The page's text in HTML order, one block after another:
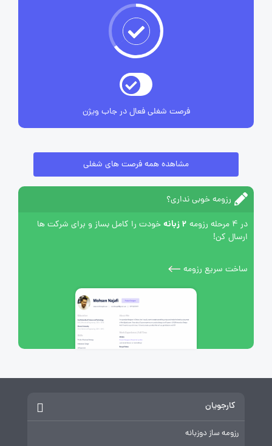
فرصت شغلی فعال در جاب ویژن
مشاهده همه فرصت های شغلی
رزومه خوبی نداری؟
در 4 مرحله رزومه
2 زبانه
خودت را کامل بساز و برای شرکت ها
ارسال کن!
ساخت سریع رزومه
کارجویان
رزومه ساز دوزبانه